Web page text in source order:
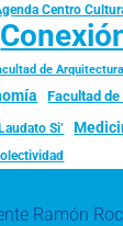
Centro
de
Facultad
Si’
Ramón